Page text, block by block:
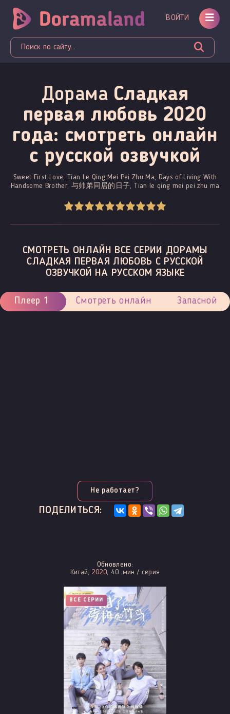
ВОЙТИ
Дорама Сладкая
первая любовь 2020
года: смотреть онлайн
c русской озвучкой
Sweet First Love, Tian Le Qing Mei Pei Zhu Ma, Days of Living With
Handsome Brother, 与帅弟同居的日子, Tian le qing mei pei zhu ma
СМОТРЕТЬ ОНЛАЙН ВСЕ СЕРИИ ДОРАМЫ
СЛАДКАЯ ПЕРВАЯ ЛЮБОВЬ С РУССКОЙ
ОЗВУЧКОЙ НА РУССКОМ ЯЗЫКЕ
Плеер 1 Смотреть онлайн Запасной
Не работает?
ПОДЕЛИТЬСЯ:
Обновлено:
Китай,2020 , 40 .мин / серия
ВСЕ СЕРИИ